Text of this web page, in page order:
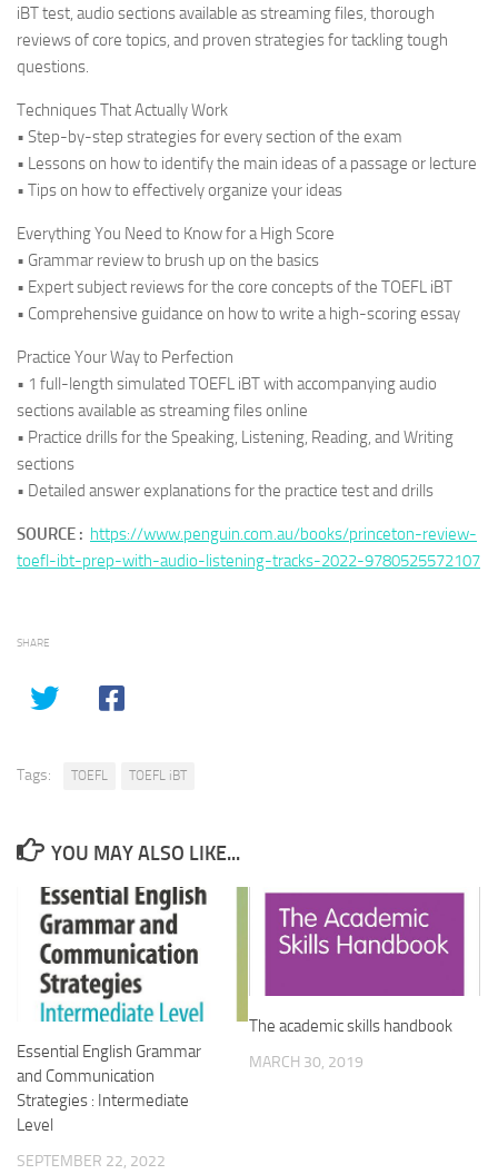
iBT test, audio sections available as streaming files, thorough
reviews of core topics, and proven strategies for tackling tough
questions.
Techniques That Actually Work
• Step-by-step strategies for every section of the exam
• Lessons on how to identify the main ideas of a passage or lecture
• Tips on how to effectively organize your ideas
Everything You Need to Know for a High Score
• Grammar review to brush up on the basics
• Expert subject reviews for the core concepts of the TOEFL iBT
• Comprehensive guidance on how to write a high-scoring essay
Practice Your Way to Perfection
• 1 full-length simulated TOEFL iBT with accompanying audio
sections available as streaming files online
• Practice drills for the Speaking, Listening, Reading, and Writing
sections
• Detailed answer explanations for the practice test and drills
SOURCE : https://www.penguin.com.au/books/princeton-review-
toefl-ibt-prep-with-audio-listening-tracks-2022-9780525572107
SHARE
Tags: TOEFL TOEFL iBT
YOU MAY ALSO LIKE...
Essential English Grammar
and Communication
Strategies : Intermediate
Level
SEPTEMBER 22, 2022
The academic skills handbook
MARCH 30, 2019